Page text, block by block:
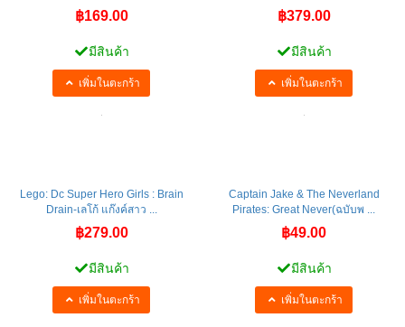
฿169.00
มีสินค้า
เพิ่มในตะกร้า
฿379.00
มีสินค้า
เพิ่มในตะกร้า
Lego: Dc Super Hero Girls : Brain
Drain-เลโก้ แก๊งค์สาว ...
฿279.00
มีสินค้า
เพิ่มในตะกร้า
Captain Jake & The Neverland
Pirates: Great Never(ฉบับพ ...
฿49.00
มีสินค้า
เพิ่มในตะกร้า